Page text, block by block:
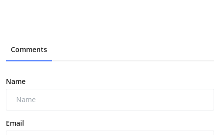
Comments
Name
Email